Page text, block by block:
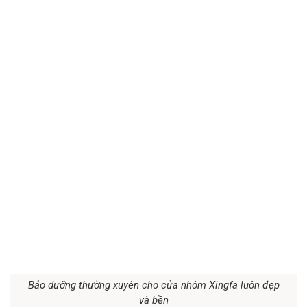
Bảo dưỡng thường xuyên cho cửa nhôm Xingfa luôn đẹp
và bền